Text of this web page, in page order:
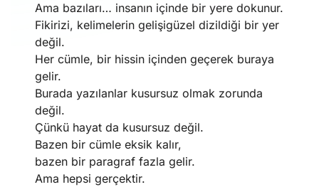
Ama bazıları… insanın içinde bir yere dokunur.
Fikirizi, kelimelerin gelişigüzel dizildiği bir yer
değil.
Her cümle, bir hissin içinden geçerek buraya
gelir.
Burada yazılanlar kusursuz olmak zorunda
değil.
Çünkü hayat da kusursuz değil.
Bazen bir cümle eksik kalır,
bazen bir paragraf fazla gelir.
Ama hepsi gerçektir.